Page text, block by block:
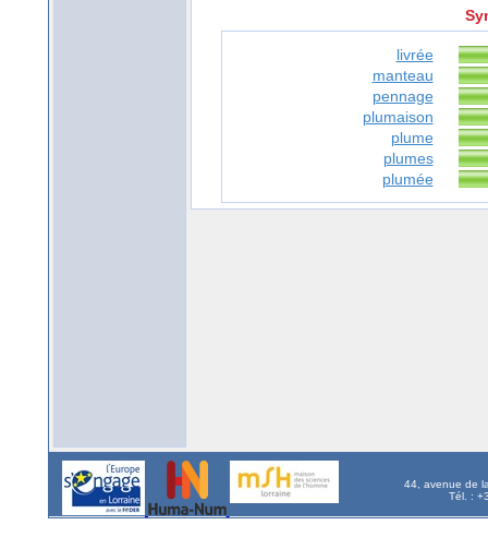
livrée
manteau
pennage
plumaison
plume
plumes
plumée
44, avenue de
Tél. :